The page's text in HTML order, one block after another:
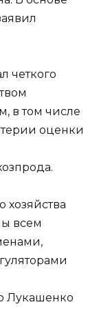
четкого
в том числе
оценки
хозяйства
всем
Лукашенко